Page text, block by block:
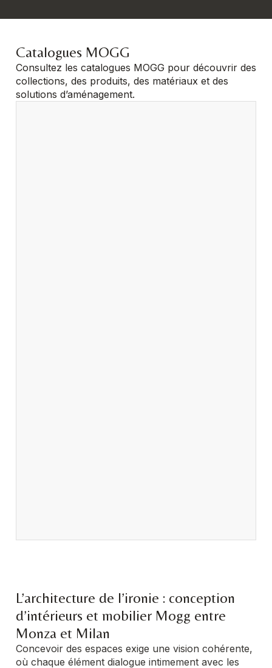
Catalogues MOGG
Consultez les catalogues MOGG pour découvrir des
collections, des produits, des matériaux et des
solutions d’aménagement.
L’architecture de l’ironie : conception
d’intérieurs et mobilier Mogg entre
Monza et Milan
Concevoir des espaces exige une vision cohérente,
où chaque élément dialogue intimement avec les